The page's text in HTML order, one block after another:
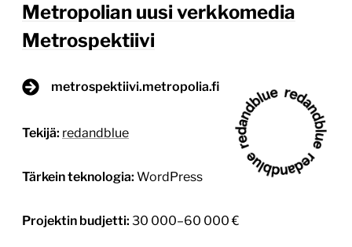
Metropolian uusi verkkomedia
Metrospektiivi
metrospektiivi.metropolia.fi
Tekijä: redandblue
Tärkein teknologia: WordPress
Projektin budjetti: 30 000–60 000 €